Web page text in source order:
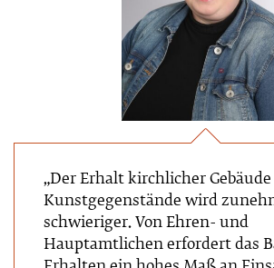
„Der Erhalt kirchlicher
Kunstgegenstände wird
schwieriger. Von Ehren- und
Hauptamtlichen erfordert das